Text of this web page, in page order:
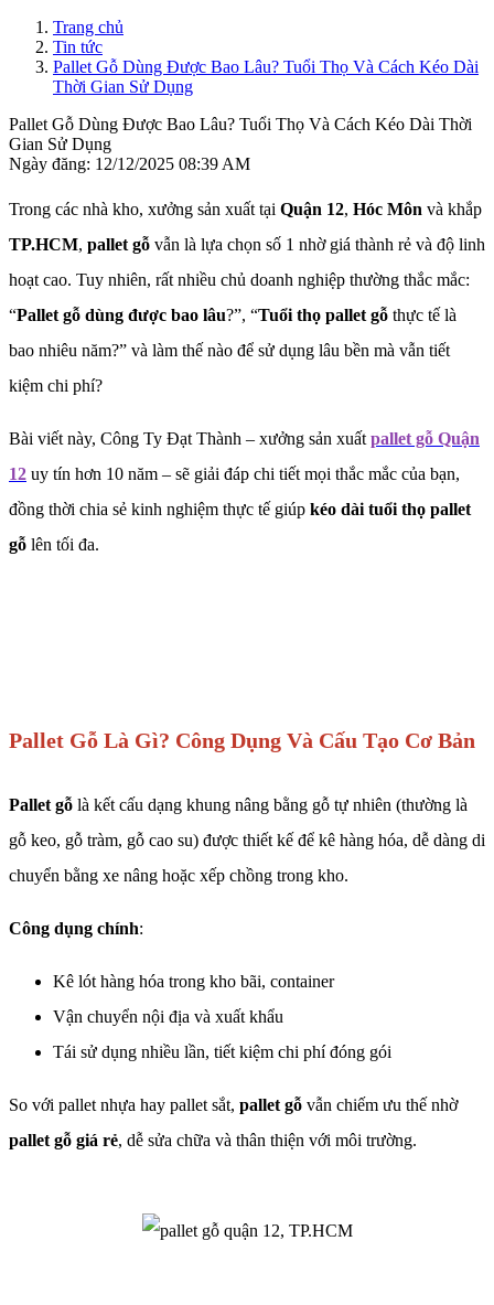
Trang chủ
Tin tức
Pallet Gỗ Dùng Được Bao Lâu? Tuổi Thọ Và Cách Kéo Dài
Thời Gian Sử Dụng
Pallet Gỗ Dùng Được Bao Lâu? Tuổi Thọ Và Cách Kéo Dài Thời
Gian Sử Dụng
Ngày đăng: 12/12/2025 08:39 AM
Trong các nhà kho, xưởng sản xuất tại Quận 12, Hóc Môn và khắp
TP.HCM, pallet gỗ vẫn là lựa chọn số 1 nhờ giá thành rẻ và độ linh
hoạt cao. Tuy nhiên, rất nhiều chủ doanh nghiệp thường thắc mắc:
“Pallet gỗ dùng được bao lâu?”, “Tuổi thọ pallet gỗ thực tế là
bao nhiêu năm?” và làm thế nào để sử dụng lâu bền mà vẫn tiết
kiệm chi phí?
Bài viết này, Công Ty Đạt Thành – xưởng sản xuất pallet gỗ Quận
12 uy tín hơn 10 năm – sẽ giải đáp chi tiết mọi thắc mắc của bạn,
đồng thời chia sẻ kinh nghiệm thực tế giúp kéo dài tuổi thọ pallet
gỗ lên tối đa.
Pallet Gỗ Là Gì? Công Dụng Và Cấu Tạo Cơ Bản
Pallet gỗ là kết cấu dạng khung nâng bằng gỗ tự nhiên (thường là
gỗ keo, gỗ tràm, gỗ cao su) được thiết kế để kê hàng hóa, dễ dàng di
chuyển bằng xe nâng hoặc xếp chồng trong kho.
Công dụng chính:
Kê lót hàng hóa trong kho bãi, container
Vận chuyển nội địa và xuất khẩu
Tái sử dụng nhiều lần, tiết kiệm chi phí đóng gói
So với pallet nhựa hay pallet sắt, pallet gỗ vẫn chiếm ưu thế nhờ
pallet gỗ giá rẻ, dễ sửa chữa và thân thiện với môi trường.